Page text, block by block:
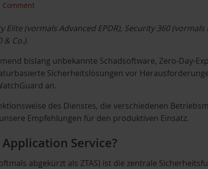
Comment
(vormals Advanced EPDR), Security 360 (vormals
& Co.).
bislang unbekannte Schadsoftware, Zero-Day-
Sicherheitslösungen vor
an.
des Dienstes, die verschiedenen
Empfehlungen für den produktiven Einsatz.
Service?
abgekürzt als ZTAS) ist die zentrale